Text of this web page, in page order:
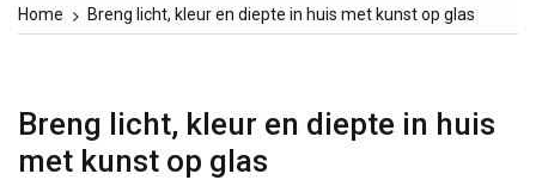
Home Breng licht, kleur en diepte in huis met kunst op glas
Breng licht, kleur en diepte in huis
met kunst op glas